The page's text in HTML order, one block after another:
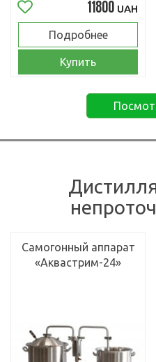
11800 UAH
Подробнее
Купить
Самогонный аппарат
«Аквастрим-24»